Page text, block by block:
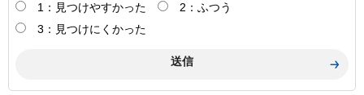
1：見つけやすかった
2：ふつう
3：見つけにくかった